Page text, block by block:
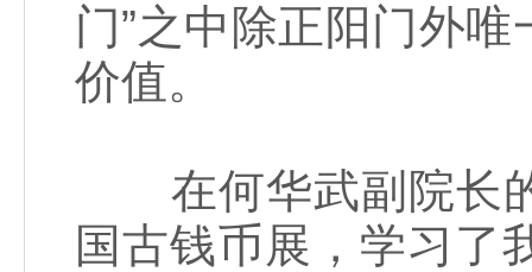
门”之中除正阳门外
价值。
在何华武副院长的
国古钱币展，学习了